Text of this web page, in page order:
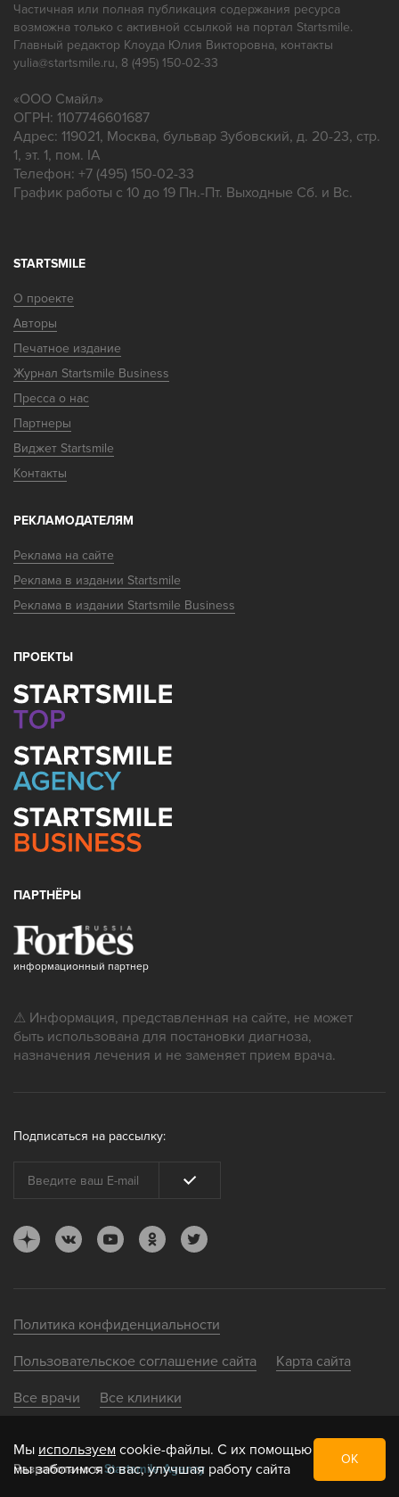
Частичная или полная публикация содержания ресурса
возможна только с активной ссылкой на портал Startsmile.
Главный редактор Клоуда Юлия Викторовна, контакты
yulia@startsmile.ru, 8 (495) 150-02-33
«ООО Смайл»
ОГРН: 1107746601687
Адрес: 119021, Москва, бульвар Зубовский, д. 20-23, стр.
1, эт. 1, пом. IA
Телефон: +7 (495) 150-02-33
График работы с 10 до 19 Пн.-Пт. Выходные Сб. и Вс.
STARTSMILE
О проекте
Авторы
Печатное издание
Журнал Startsmile Business
Пресса о нас
Партнеры
Виджет Startsmile
Контакты
РЕКЛАМОДАТЕЛЯМ
Реклама на сайте
Реклама в издании Startsmile
Реклама в издании Startsmile Business
ПРОЕКТЫ
ПАРТНЁРЫ
информационный партнер
⚠ Информация, представленная на сайте, не может
быть использована для постановки диагноза,
назначения лечения и не заменяет прием врача.
Подписаться на рассылку:
Политика конфиденциальности
Пользовательское соглашение сайта Карта сайта
Все врачи Все клиники
Разработано вStartsmile Agency
Мы используем cookie-файлы. С их помощью
мы заботимся о вас, улучшая работу сайта
ОК